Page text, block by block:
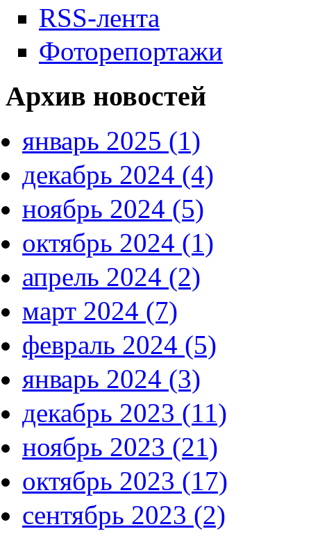
RSS-лента
Фоторепортажи
Архив новостей
январь 2025 (1)
декабрь 2024 (4)
ноябрь 2024 (5)
октябрь 2024 (1)
апрель 2024 (2)
март 2024 (7)
февраль 2024 (5)
январь 2024 (3)
декабрь 2023 (11)
ноябрь 2023 (21)
октябрь 2023 (17)
сентябрь 2023 (2)